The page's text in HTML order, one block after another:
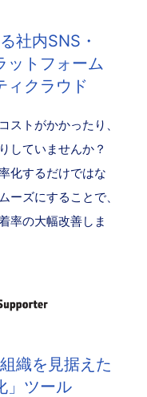
社内SNS・
ットフォーム
ィクラウド
ストがかかったり、
していませんか？
化するだけではな
ーズにすることで、
率の大幅改善しま
織を見据えた
」ツール